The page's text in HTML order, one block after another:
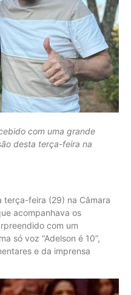
com uma grande
desta terça-feira na
terça-feira (29) na Câmara
acompanhava os
com um
só voz “Adelson é 10”,
e da imprensa